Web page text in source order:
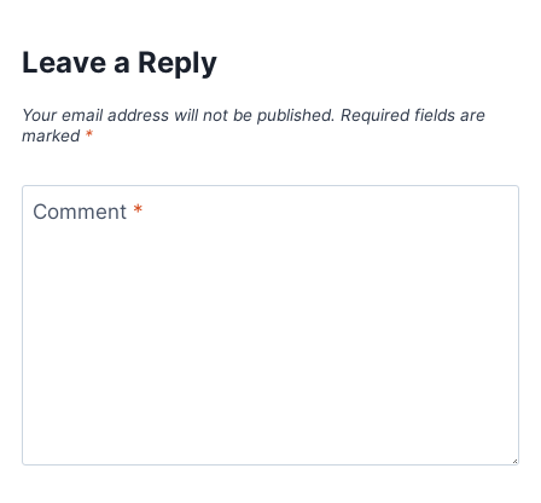
Leave a Reply
Your email address will not be published. Required fields are
marked *
Comment *